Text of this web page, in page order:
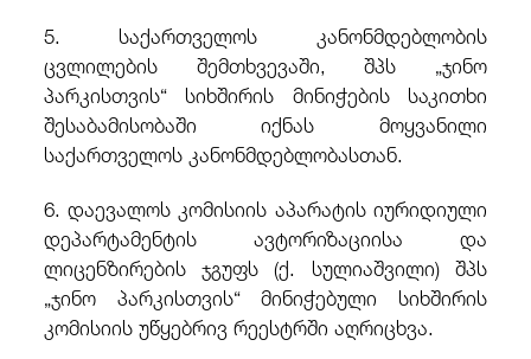
5. საქართველოს კანონმდებლობის
ცვლილების შემთხვევაში, შპს „ჯინო
პარკისთვის“ სიხშირის მინიჭების საკითხი
შესაბამისობაში იქნას მოყვანილი
საქართველოს კანონმდებლობასთან.
6. დაევალოს კომისიის აპარატის იურიდიული
დეპარტამენტის ავტორიზაციისა და
ლიცენზირების ჯგუფს (ქ. სულიაშვილი) შპს
„ჯინო პარკისთვის“ მინიჭებული სიხშირის
კომისიის უწყებრივ რეესტრში აღრიცხვა.